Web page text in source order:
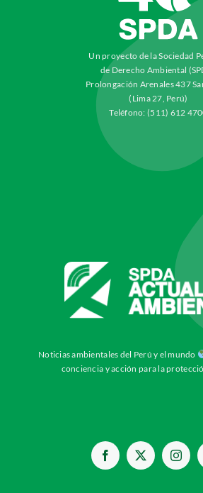
Un proyecto de la Sociedad
de Derecho Ambiental
Prolongación Arenales 437
(Lima 27, Perú)
Teléfono: (511) 612
Noticias ambientales del Perú y el mundo
conciencia y acción para la